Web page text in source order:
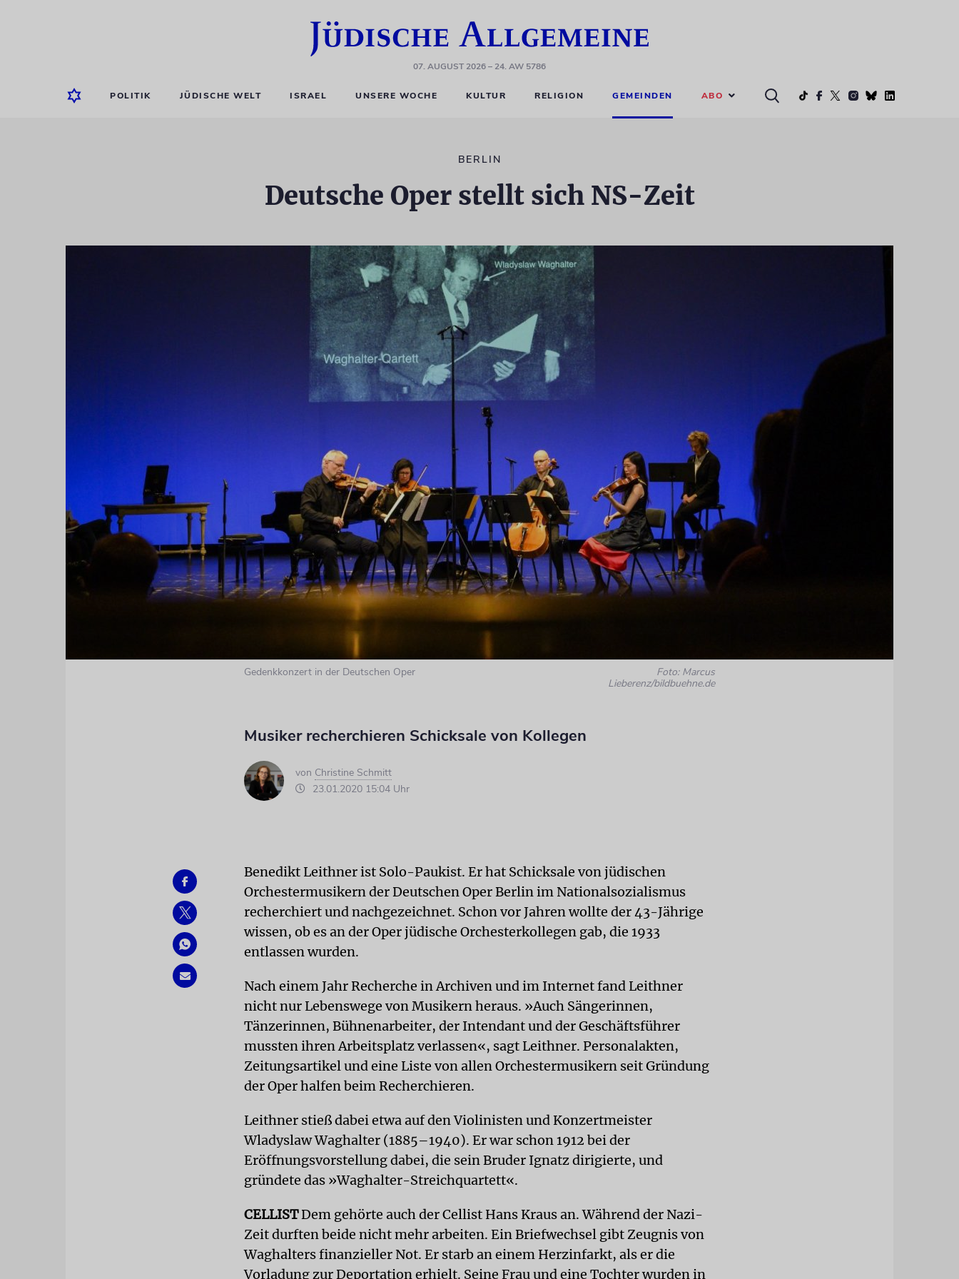
07. AUGUST 2026– 24. AW 5786
POLITIK JÜDISCHE WELT ISRAEL UNSERE WOCHE KULTUR RELIGION GEMEINDEN ABO
BERLIN
Deutsche Oper stellt sich NS-Zeit
Gedenkkonzert in der Deutschen Oper
Foto: Marcus
Lieberenz/bildbuehne.de
Musiker recherchieren Schicksale von Kollegen
von Christine Schmitt
23.01.2020 15:04 Uhr
Benedikt Leithner ist Solo-Paukist. Er hat Schicksale von jüdischen
Orchestermusikern der Deutschen Oper Berlin im Nationalsozialismus
recherchiert und nachgezeichnet. Schon vor Jahren wollte der 43-Jährige
wissen, ob es an der Oper jüdische Orchesterkollegen gab, die 1933
entlassen wurden.
Nach einem Jahr Recherche in Archiven und im Internet fand Leithner
nicht nur Lebenswege von Musikern heraus. »Auch Sängerinnen,
Tänzerinnen, Bühnenarbeiter, der Intendant und der Geschäftsführer
mussten ihren Arbeitsplatz verlassen«, sagt Leithner. Personalakten,
Zeitungsartikel und eine Liste von allen Orchestermusikern seit Gründung
der Oper halfen beim Recherchieren.
Leithner stieß dabei etwa auf den Violinisten und Konzertmeister
Wladyslaw Waghalter (1885–1940). Er war schon 1912 bei der
Eröffnungsvorstellung dabei, die sein Bruder Ignatz dirigierte, und
gründete das »Waghalter-Streichquartett«.
CELLISTDem gehörte auch der Cellist Hans Kraus an. Während der Nazi-
Zeit durften beide nicht mehr arbeiten. Ein Briefwechsel gibt Zeugnis von
Waghalters finanzieller Not. Er starb an einem Herzinfarkt, als er die
Vorladung zur Deportation erhielt. Seine Frau und eine Tochter wurden in